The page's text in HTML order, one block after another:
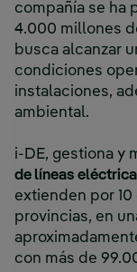
compañía se ha
4.000 millones
busca alcanzar
condiciones
instalaciones,
ambiental.
i-DE, gestiona y
de líneas
extienden por
provincias, en
con más de